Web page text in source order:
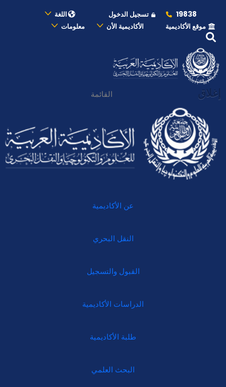
19838 تسجيل الدخول
اللغة
موقع الأكاديمية
الأكاديمية الأن معلومات
إغلاق القائمة
عن الأكاديمية
النقل البحري
القبول والتسجيل
الدراسات الأكاديمية
طلبة الأكاديمية
البحث العلمي